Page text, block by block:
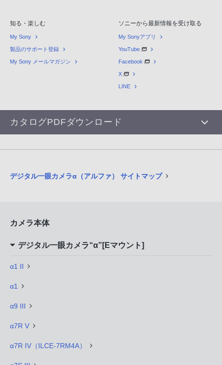
知る・楽しむ
My Sony
製品のサポート登録
My Sony メールマガジン
ソニーから最新情報を受け取る
My Sonyアプリ
YouTube
Facebook
X
LINE
カタログPDFダウンロード
デジタル一眼カメラα（アルファ） サイトマップ
カメラ本体
デジタル一眼カメラ“α”[Eマウント]
α1 II
α1
α9 III
α7R V
α7R IV（ILCE-7RM4A）